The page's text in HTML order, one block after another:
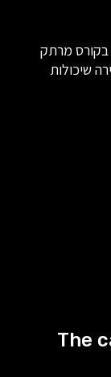
בקורס מרתק
שיכולות
The